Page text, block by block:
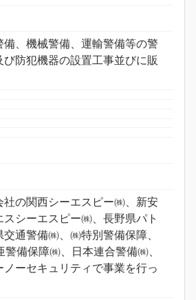
備、機械警備、運輸警備等の警
防犯機器の設置工事並びに販
社の関西シーエスピー㈱、新安
シーエスピー㈱、長野県パト
通警備㈱、㈱特別警備保障、
備保障㈱、日本連合警備㈱、
ノーセキュリティで事業を行っ